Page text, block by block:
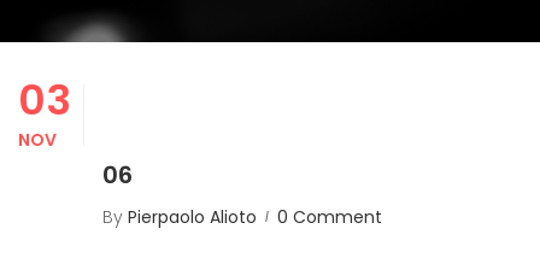
03
NOV
06
By Pierpaolo Alioto 0 Comment